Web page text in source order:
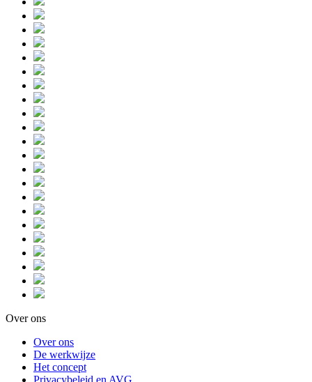
Over ons
Over ons
De werkwijze
Het concept
Privacybeleid en AVG